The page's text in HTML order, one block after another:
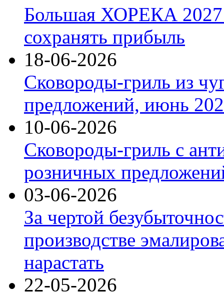
Большая ХОРЕКА 2027:
сохранять прибыль
18-06-2026
Сковороды-гриль из
предложений, июнь
10-06-2026
Сковороды-гриль с
розничных
03-06-2026
За чертой
производстве
нарастать
22-05-2026